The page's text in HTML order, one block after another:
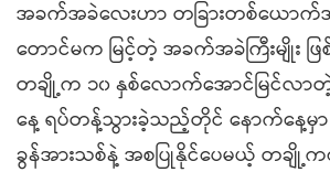
အခက်အခဲလေးဟာ တခြားတစ်ယော
တောင်မက မြင့်တဲ့ အခက်အခဲကြီးမျိုး
တချို့က ၁၀ နှစ်လောက်အောင်မြင်လာ
နေ့ ရပ်တန့်သွားခဲ့သည့်တိုင် နောက်နေ့
ခွန်အားသစ်နဲ့ အစပြုနိုင်ပေမယ့် တချို့က